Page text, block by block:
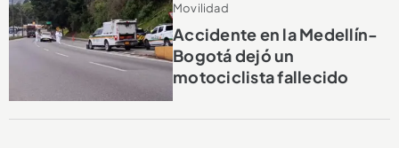
Movilidad
Accidente en la Medellín-
Bogotá dejó un
motociclista fallecido